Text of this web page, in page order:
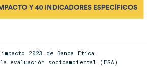
2023 de Banca Etica.
evaluación socioambiental (ESA)